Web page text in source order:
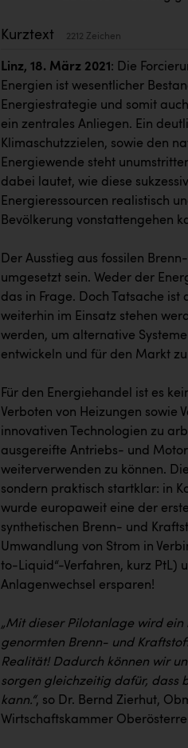
Kurztext 2212 Zeichen
Linz, 18. März 2021 : Die
Energien ist wesentlicher
Energiestrategie und somit
ein zentrales Anliegen. Ein
Klimaschutzzielen, sowie den
Energiewende steht
dabei lautet, wie diese
Energieressourcen realistisch
Bevölkerung vonstattengehen
Der Ausstieg aus fossilen
umgesetzt sein. Weder der
das in Frage. Doch Tatsache
weiterhin im Einsatz stehen
werden, um alternative
entwickeln und für den Markt
Für den Energiehandel ist es
Verboten von Heizungen sowie
innovativen Technologien zu
ausgereifte Antriebs- und
weiterverwenden zu können.
sondern praktisch startklar: in
wurde europaweit eine der
synthetischen Brenn- und
Umwandlung von Strom in
to-Liquid“-Verfahren, kurz PtL)
Anlagenwechsel ersparen!
„Mit dieser Pilotanlage wird
genormten Brenn- und
Realität! Dadurch können wir
sorgen gleichzeitig dafür, dass
kann.“, so Dr. Bernd Zierhut,
Wirtschaftskammer